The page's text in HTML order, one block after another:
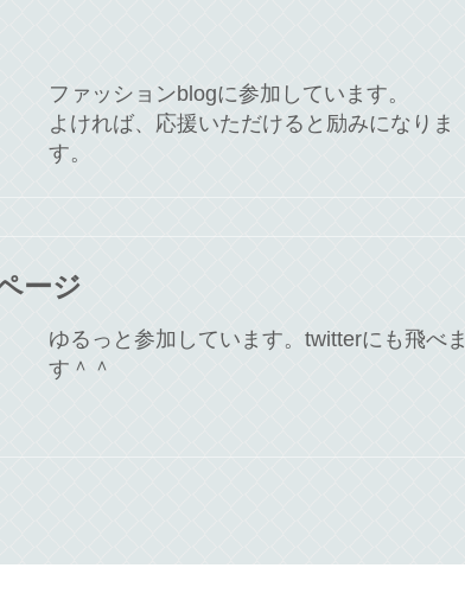
ファッションblogに参加しています。
よければ、応援いただけると励みになりま
す。
ージ
ゆるっと参加しています。twitterにも飛べま
す＾＾